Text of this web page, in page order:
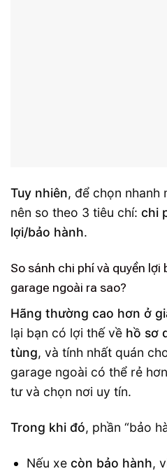
Tuy nhiên, để chọn nhanh
nên so theo 3 tiêu chí: chi
lợi/bảo hành.
So sánh chi phí và quyền lợi
garage ngoài ra sao?
Hãng thường cao hơn ở
lại bạn có lợi thế về hồ sơ
tùng, và tính nhất quán
garage ngoài có thể rẻ
tư và chọn nơi uy tín.
Trong khi đó, phần “bảo
Nếu xe còn bảo hành,